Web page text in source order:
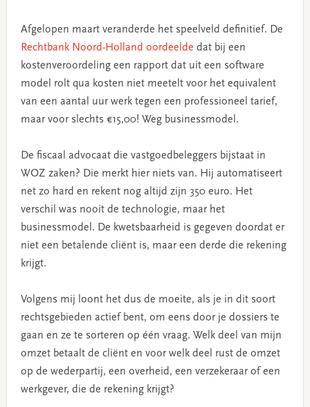
Afgelopen maart veranderde het speelveld definitief. De
Rechtbank Noord-Holland oordeelde dat bij een
kostenveroordeling een rapport dat uit een software
model rolt qua kosten niet meetelt voor het equivalent
van een aantal uur werk tegen een professioneel tarief,
maar voor slechts €15,00! Weg businessmodel.
De fiscaal advocaat die vastgoedbeleggers bijstaat in
WOZ zaken? Die merkt hier niets van. Hij automatiseert
net zo hard en rekent nog altijd zijn 350 euro. Het
verschil was nooit de technologie, maar het
businessmodel. De kwetsbaarheid is gegeven doordat er
niet een betalende cliënt is, maar een derde die rekening
krijgt.
Volgens mij loont het dus de moeite, als je in dit soort
rechtsgebieden actief bent, om eens door je dossiers te
gaan en ze te sorteren op één vraag. Welk deel van mijn
omzet betaalt de cliënt en voor welk deel rust de omzet
op de wederpartij, een overheid, een verzekeraar of een
werkgever, die de rekening krijgt?